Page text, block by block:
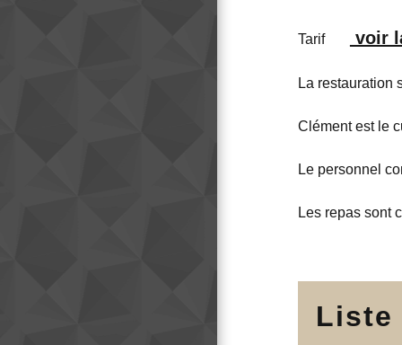
Tarif voir
La restauration
Clément est le
Le personnel
Les repas sont
Liste